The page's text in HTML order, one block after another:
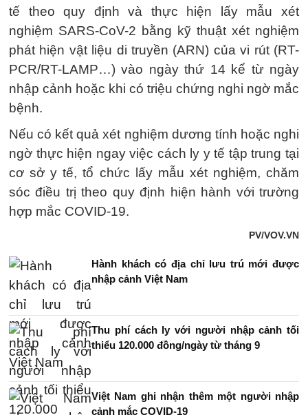
tế theo quy định và thực hiện lấy mẫu xét
nghiệm SARS-CoV-2 bằng kỹ thuật xét nghiệm
phát hiện vật liệu di truyền (ARN) của vi rút (RT-
PCR/RT-LAMP…) vào ngày thứ 14 kể từ ngày
nhập cảnh hoặc khi có triệu chứng nghi ngờ mắc
bệnh.
Nếu có kết quả xét nghiệm dương tính hoặc nghi
ngờ thực hiện ngay việc cách ly y tế tập trung tại
cơ sở y tế, tổ chức lấy mẫu xét nghiệm, chăm
sóc điều trị theo quy định hiện hành với trường
hợp mắc COVID-19.
PV/VOV.VN
Hành khách có địa chỉ lưu trú mới được
nhập cảnh Việt Nam
Thu phí cách ly với người nhập cảnh tối
thiểu 120.000 đồng/ngày từ tháng 9
Việt Nam ghi nhận thêm một người nhập
cảnh mắc COVID-19